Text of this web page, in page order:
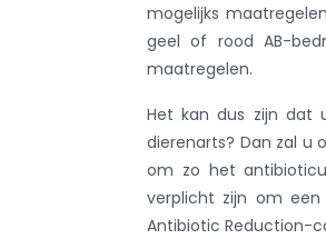
mogelijks
geel of rood AB-
maatregelen.
Het kan dus zijn dat
dierenarts? Dan zal u
om zo het
verplicht zijn om
Antibiotic Reduction-